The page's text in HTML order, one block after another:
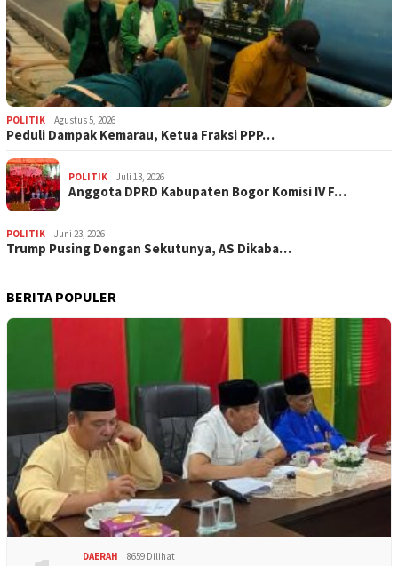
POLITIK Agustus 5, 2026
‎Peduli Dampak Kemarau, Ketua Fraksi PPP…
POLITIK Juli 13, 2026
Anggota DPRD Kabupaten Bogor Komisi IV F…
POLITIK Juni 23, 2026
Trump Pusing Dengan Sekutunya, AS Dikaba…
BERITA POPULER
DAERAH 8659 Dilihat